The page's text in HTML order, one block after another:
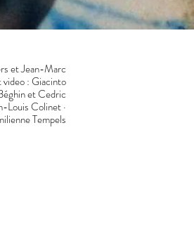
et Jean-Marc
video : Giacinto
et Cedric
Louis Colinet ·
Tempels